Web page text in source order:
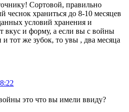
Сортовой, правильно
храниться до 8-10 месяцев
условий хранения и
вкус и форму, а если вы с войны
и тот же зубок, то увы , два месяца
это что вы имели ввиду?